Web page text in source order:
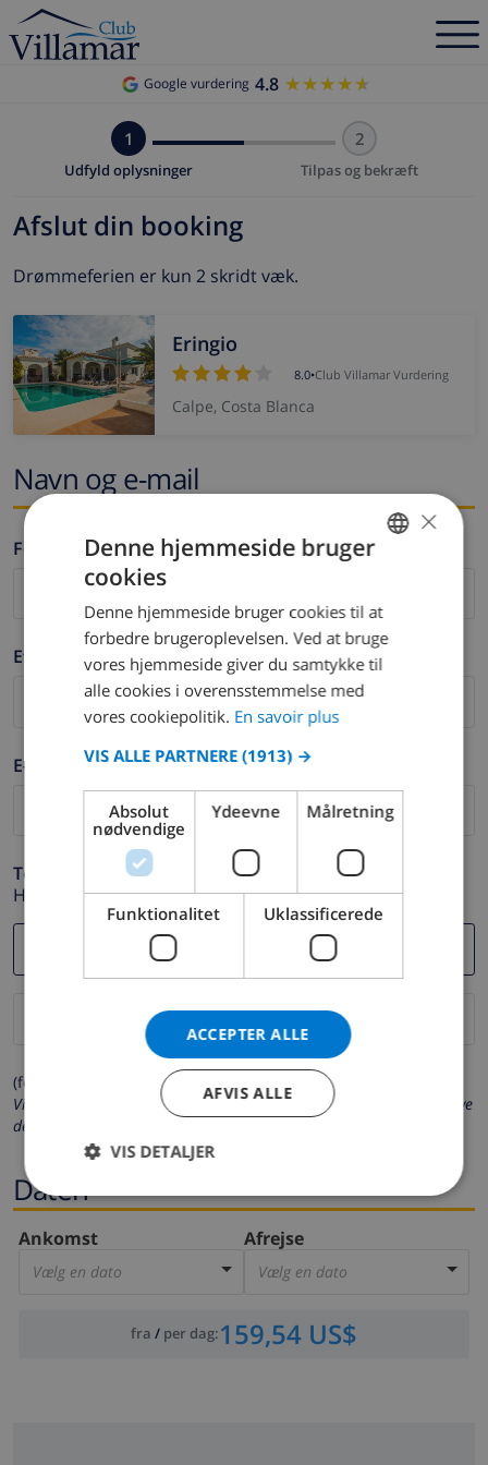
Google vurdering 4.8 ★★★★★
★★★★★
1
Udfyld oplysninger
2
Tilpas og bekræft
Afslut din booking
Drømmeferien er kun 2 skridt væk.
Eringio
8.0•Club Villamar Vurdering
Calpe, Costa Blanca
Navn og e-mail
Fornavn *
Efternavn *
E-mail *
Telefon *
Hvis din e-mail adresse ikke fungerer korrekt.
(felter markeret med * er obligatoriske)
Vi beskytter dit privatliv. Dine personlige oplysninger vil aldrig blive
delt med andre.
Daten
Ankomst
Vælg en dato
Afrejse
Vælg en dato
fra / per dag:159,54 US$
DUTCH
SPANISH
GERMAN
ITALIAN
NORWEGIAN
×
Denne hjemmeside bruger
cookies
Denne hjemmeside bruger cookies til at
forbedre brugeroplevelsen. Ved at bruge
vores hjemmeside giver du samtykke til
alle cookies i overensstemmelse med
vores cookiepolitik. En savoir plus
VIS ALLE PARTNERE (1913) →
Absolut
nødvendige
Ydeevne Målretning
Funktionalitet Uklassificerede
ACCEPTER ALLE
AFVIS ALLE
VIS DETALJER